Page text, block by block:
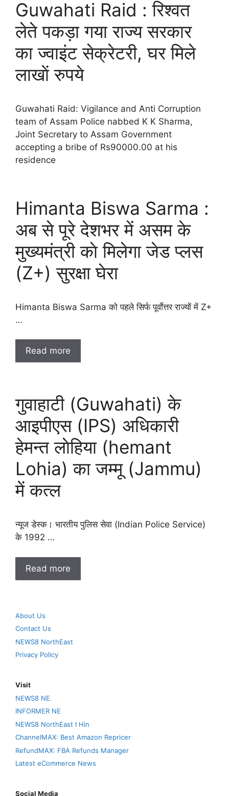
Guwahati Raid : रिश्वत
लेते पकड़ा गया राज्य सरकार
का ज्वाइंट सेक्रेटरी, घर मिले
लाखाें रुपये
Guwahati Raid: Vigilance and Anti Corruption
team of Assam Police nabbed K K Sharma,
Joint Secretary to Assam Government
accepting a bribe of Rs90000.00 at his
residence
Himanta Biswa Sarma :
अब से पूरे देशभर में असम के
मुख्यमंत्री काे मिलेगा जेड प्लस
(Z+) सुरक्षा घेरा
Himanta Biswa Sarma काे पहले सिर्फ पूर्वाेत्तर राज्याें में Z+
…
Read more
गुवाहाटी (Guwahati) के
आइपीएस (IPS) अधिकारी
हेमन्त लाेहिया (hemant
Lohia) का जम्मू (Jammu)
में कत्ल
न्यूज डेस्क। भारतीय पुलिस सेवा (Indian Police Service)
के 1992 …
Read more
About Us
Contact Us
NEWS8 NorthEast
Privacy Policy
Visit
NEWS8 NE
INFORMER NE
NEWS8 NorthEast I Hin
ChannelMAX: Best Amazon Repricer
RefundMAX: FBA Refunds Manager
Latest eCommerce News
Social Media